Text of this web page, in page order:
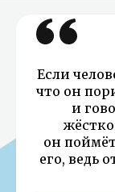
Если
что он
и
он
его, ведь